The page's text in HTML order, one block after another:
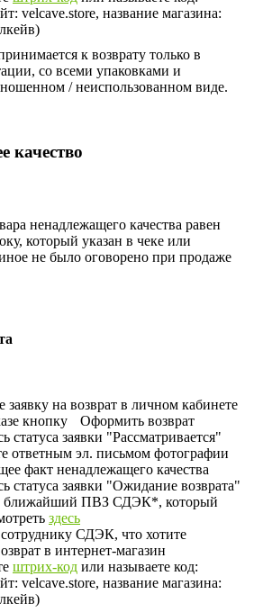
velcave.store, название магазина:
к возврату только в
со всеми упаковками и
/ неиспользованном виде.
качество
ненадлежащего качества равен
который указан в чеке или
не было оговорено при продаже
заявку на возврат в личном кабинете
кнопку
Оформить возврат
статуса заявки "Рассматривается"
ответным эл. письмом фотографии
факт ненадлежащего качества
статуса заявки "Ожидание возврата"
ближайший ПВЗ СДЭК*, который
здесь
СДЭК, что хотите
в интернет-магазин
штрих-код или называете код:
velcave.store, название магазина: